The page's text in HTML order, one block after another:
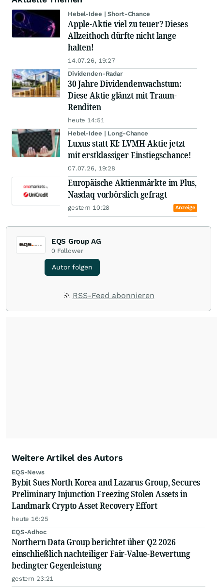
Hebel-Idee | Short-Chance
Apple-Aktie viel zu teuer? Dieses
Allzeithoch dürfte nicht lange
halten!
14.07.26, 19:27
Dividenden-Radar
30 Jahre Dividendenwachstum:
Diese Aktie glänzt mit Traum-
Renditen
heute 14:51
Hebel-Idee | Long-Chance
Luxus statt KI: LVMH-Aktie jetzt
mit erstklassiger Einstiegschance!
07.07.26, 19:28
Europäische Aktienmärkte im Plus,
Nasdaq vorbörslich gefragt
gestern 10:28 Anzeige
EQS Group AG
0 Follower
Autor folgen
RSS-Feed abonnieren
Weitere Artikel des Autors
EQS-News
Bybit Sues North Korea and Lazarus Group, Secures
Preliminary Injunction Freezing Stolen Assets in
Landmark Crypto Asset Recovery Effort
heute 16:25
EQS-Adhoc
Northern Data Group berichtet über Q2 2026
einschließlich nachteiliger Fair-Value-Bewertung
bedingter Gegenleistung
gestern 23:21